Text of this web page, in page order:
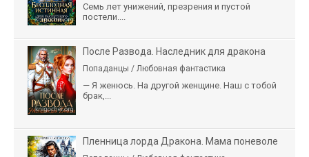
Семь лет унижений, презрения и пустой
постели....
После Развода. Наследник для дракона
Попаданцы / Любовная фантастика
— Я женюсь. На другой женщине. Наш с тобой
брак,...
Пленница лорда Дракона. Мама поневоле